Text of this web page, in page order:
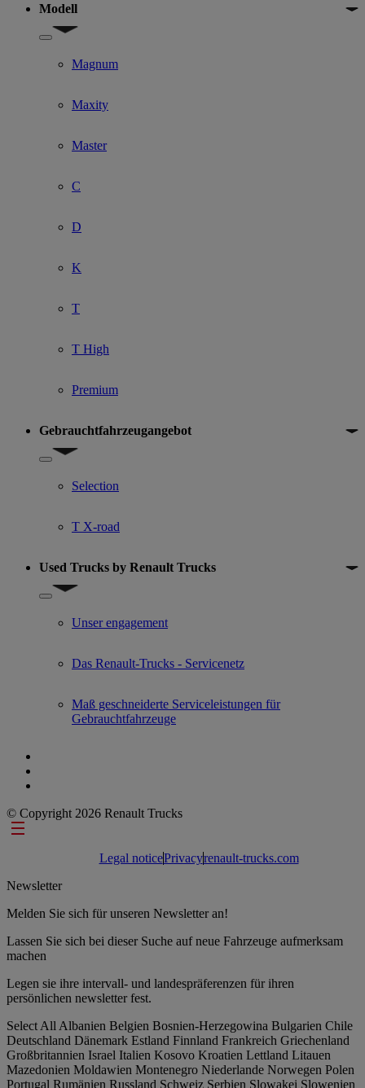
Modell
Show submenu for Modell
Magnum
Maxity
Master
C
D
K
T
T High
Premium
Gebrauchtfahrzeugangebot
Show submenu for Gebrauchtfahrzeugangebot
Selection
T X-road
Used Trucks by Renault Trucks
Show submenu for Used Trucks by Renault Trucks
Unser engagement
Das Renault-Trucks - Servicenetz
Maß geschneiderte Serviceleistungen für
Gebrauchtfahrzeuge
© Copyright 2026 Renault Trucks
Footer links
Legal noticePrivacyrenault-trucks.com
Newsletter
Melden Sie sich für unseren Newsletter an!
Lassen Sie sich bei dieser Suche auf neue Fahrzeuge aufmerksam
machen
Legen sie ihre intervall- und landespräferenzen für ihren
persönlichen newsletter fest.
Select All Albanien Belgien Bosnien-Herzegowina Bulgarien Chile
Deutschland Dänemark Estland Finnland Frankreich Griechenland
Großbritannien Israel Italien Kosovo Kroatien Lettland Litauen
Mazedonien Moldawien Montenegro Niederlande Norwegen Polen
Portugal Rumänien Russland Schweiz Serbien Slowakei Slowenien